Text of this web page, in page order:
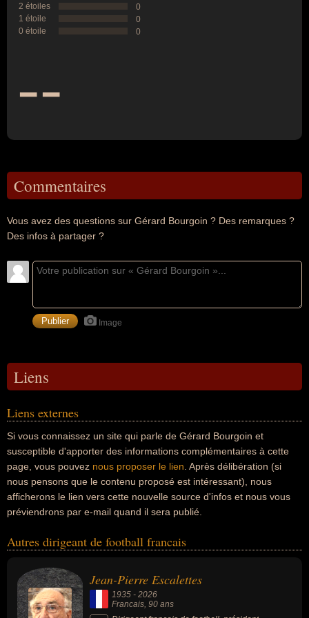
2 étoiles
0
1 étoile
0
0 étoile
0
--
Commentaires
Vous avez des questions sur Gérard Bourgoin ? Des remarques ?
Des infos à partager ?
Image
Liens
Liens externes
Si vous connaissez un site qui parle de Gérard Bourgoin et
susceptible d'apporter des informations complémentaires à cette
page, vous pouvez nous proposer le lien . Après délibération (si
nous pensons que le contenu proposé est intéressant), nous
afficherons le lien vers cette nouvelle source d'infos et nous vous
préviendrons par e-mail quand il sera publié.
Autres dirigeant de football francais
Jean-Pierre Escalettes
1935 - 2026
Francais, 90 ans